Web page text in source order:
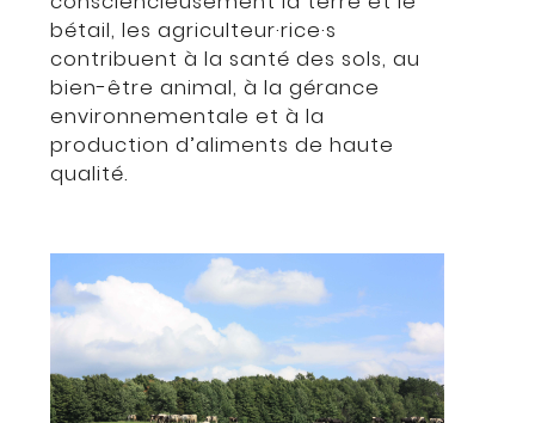
bétail, les agriculteur·rice·s
contribuent à la santé des sols, au
bien-être animal, à la gérance
environnementale et à la
production d’aliments de haute
qualité.